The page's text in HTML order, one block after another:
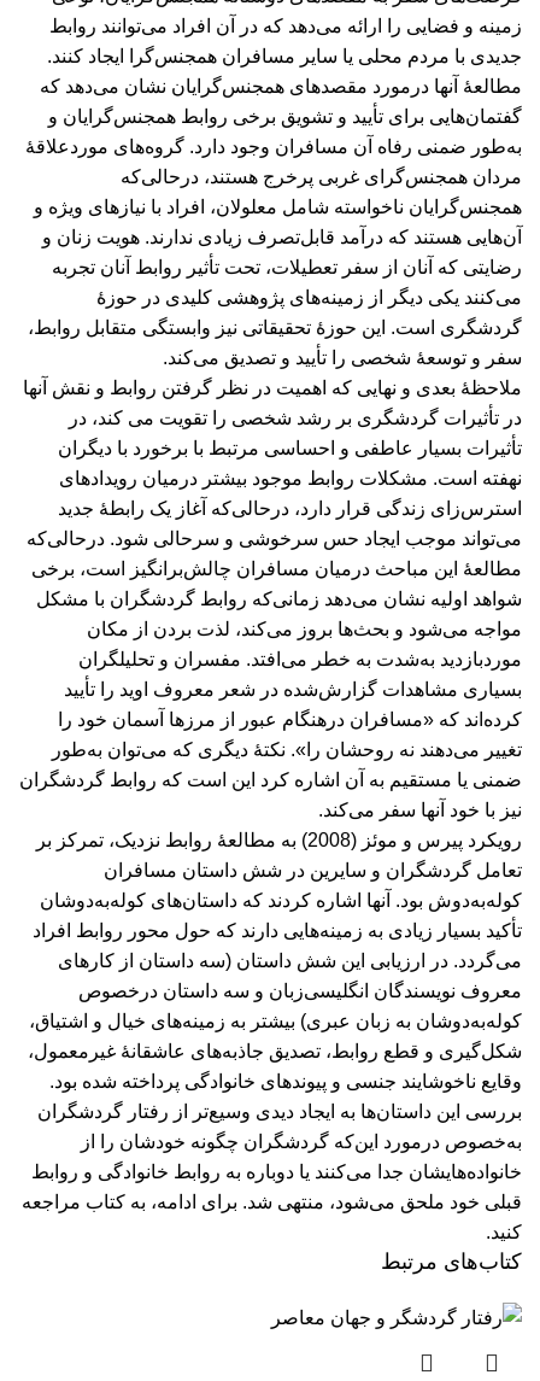
زمینه و فضایی را ارائه می‌دهد که در آن افراد می‌توانند روابط
جدیدی با مردم محلی یا سایر مسافران همجنس‌گرا ایجاد کنند.
مطالعۀ آنها درمورد مقصدهای همجنس‌گرایان نشان می‌دهد که
گفتمان‌هایی برای تأیید و تشویق برخی روابط همجنس‌گرایان و
به‌طور ضمنی رفاه آن مسافران وجود دارد. گروه‌های موردعلاقۀ
مردان همجنس‌گرای غربی پرخرج هستند، درحالی‌که
همجنس‌گرایان ناخواسته شامل معلولان، افراد با نیازهای ویژه و
آن‌هایی هستند که درآمد قابل‌تصرف زیادی ندارند. هویت زنان و
رضایتی که آنان از سفر تعطیلات، تحت تأثیر روابط آنان تجربه
می‌کنند یکی دیگر از زمینه‌های پژوهشی کلیدی در حوزۀ
گردشگری است. این حوزۀ تحقیقاتی نیز وابستگی متقابل روابط،
سفر و توسعۀ شخصی را تأیید و تصدیق می‌کند.
ملاحظۀ بعدی و نهایی که اهمیت در نظر گرفتن روابط و نقش آنها
در تأثیرات گردشگری بر رشد شخصی را تقویت می کند، در
تأثیرات بسیار عاطفی و احساسی مرتبط با برخورد با دیگران
نهفته است. مشکلات روابط موجود بیشتر درمیان رویدادهای
استرس‌زای زندگی قرار دارد، درحالی‌که آغاز یک رابطۀ جدید
می‌تواند موجب ایجاد حس سرخوشی و سرحالی شود. درحالی‌که
مطالعۀ این مباحث درمیان مسافران چالش‌برانگیز است، برخی
شواهد اولیه نشان می‌دهد زمانی‌که روابط گردشگران با مشکل
مواجه می‌شود و بحث‌ها بروز می‌کند، لذت بردن از مکان
موردبازدید به‌شدت به خطر می‌افتد. مفسران و تحلیلگران
بسیاری مشاهدات گزارش‌شده در شعر معروف اوید را تأیید
کرده‌اند که «مسافران درهنگام عبور از مرزها آسمان خود را
تغییر می‌دهند نه روحشان را». نکتۀ دیگری که می‌توان به‌طور
ضمنی یا مستقیم به آن اشاره کرد این است که روابط گردشگران
نیز با خود آنها سفر می‌کند.
رویکرد پیرس و موئز (2008) به مطالعۀ روابط نزدیک، تمرکز بر
تعامل گردشگران و سایرین در شش داستان مسافران
کوله‌به‌دوش بود. آنها اشاره کردند که داستان‌های کوله‌به‌دوشان
تأکید بسیار زیادی به زمینه‌‎هایی دارند که حول محور روابط افراد
می‌گردد. در ارزیابی این شش داستان (سه داستان از کارهای
معروف نویسندگان انگلیسی‌زبان و سه داستان درخصوص
کوله‌به‌دوشان به زبان عبری) بیشتر به زمینه‌های خیال و اشتیاق،
شکل‌گیری و قطع روابط، تصدیق جاذبه‌های عاشقانۀ غیرمعمول،
وقایع ناخوشایند جنسی و پیوندهای خانوادگی پرداخته شده بود.
بررسی این داستان‌ها به ایجاد دیدی وسیع‌تر از رفتار گردشگران
به‌خصوص درمورد این‌که گردشگران چگونه خودشان را از
خانواده‌هایشان جدا می‌کنند یا دوباره به روابط خانوادگی و روابط
قبلی خود ملحق می‌شود، منتهی شد. برای ادامه، به کتاب مراجعه
کنید.
کتاب‌های مرتبط